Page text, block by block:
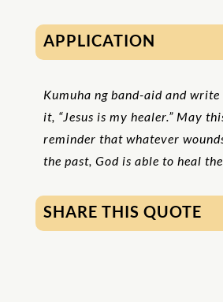
APPLICATION
Kumuha ng band-aid and write
it, “Jesus is my healer.” May
reminder that whatever
the past, God is able to heal
SHARE THIS QUOTE